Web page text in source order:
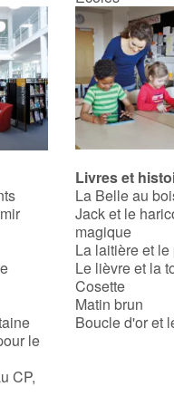
le
CP,
Livres et
La Belle au
Jack et le
magique
La laitière et
Le lièvre et la
Cosette
Matin brun
Boucle d'or et